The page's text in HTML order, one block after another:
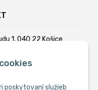
poskytovaní služieb
1, 040 22 Košice
794 355